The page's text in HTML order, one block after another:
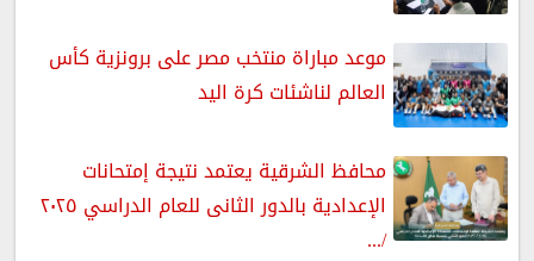
موعد مباراة منتخب مصر على برونزية كأس
العالم لناشئات كرة اليد
محافظ الشرقية يعتمد نتيجة إمتحانات
الإعدادية بالدور الثانى للعام الدراسي ٢٠٢٥
/...